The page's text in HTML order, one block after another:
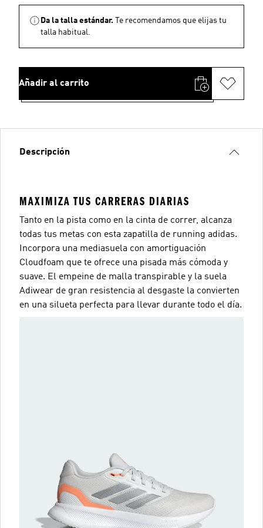
Da la talla estándar.
Te recomendamos que elijas tu
talla habitual.
Añadir al carrito
Descripción
MAXIMIZA TUS CARRERAS DIARIAS
Tanto en la pista como en la cinta de correr, alcanza
todas tus metas con esta zapatilla de running adidas.
Incorpora una mediasuela con amortiguación
Cloudfoam que te ofrece una pisada más cómoda y
suave. El empeine de malla transpirable y la suela
Adiwear de gran resistencia al desgaste la convierten
en una silueta perfecta para llevar durante todo el día.